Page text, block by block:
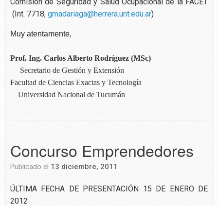
(Int. 7718, gmadariaga@herrera.unt.edu.ar)
Muy atentamente,
Prof. Ing. Carlos Alberto Rodríguez (MSc)
Secretario de Gestión y Extensión
Facultad de Ciencias Exactas y Tecnología
Universidad Nacional de Tucumán
Concurso Emprendedores
Publicado el 13 diciembre, 2011
ÚLTIMA FECHA DE PRESENTACIÓN 15 DE ENERO DE
2012